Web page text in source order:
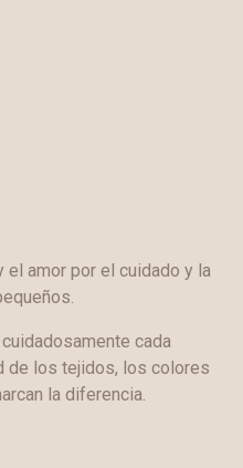
el amor por el cuidado y la
cada
de los tejidos, los colores
la diferencia.